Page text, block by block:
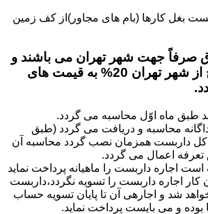
بغل کارها (بام های مجاور)از کف زمین
صرفاً جهت شهر تهران می باشند و
تا 20 کیلومتر خارج از شهر تهران 20% به قیمت های
طبق ماه اوّل محاسبه می گردد.
محاسبه و دریافت می گردد (طبق
کل داربست همزمان نصب گردد محاسبه آن
اعمال می گردد.
اجاره داربست را ماهیانه پرداخت نماید
کار اجاره داربست را تسویه نگردد،داربست
شد و اجاره­ی آن تا پایان تسویه حساب
بوده و می بایست پرداخت نماید.